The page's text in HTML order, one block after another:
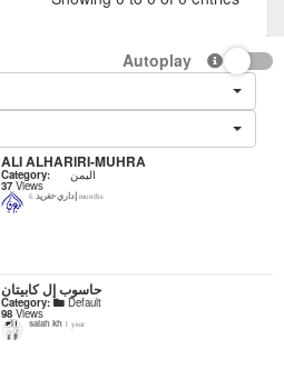
Autoplay
ALI ALHARIRI-MUHRA
Category: اليمن
37Views
إداري-تغريد 6 months
حاسوب إل كابيتان
Category: Default
98 Views
salah kh 1 year